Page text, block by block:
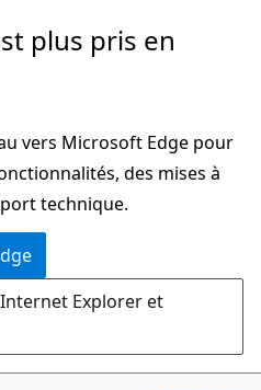
plus pris en
vers Microsoft Edge pour
des mises à
technique.
Explorer et